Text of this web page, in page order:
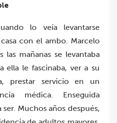
lo veía levantarse
con el ambo. Marcelo
las mañanas se levantaba
ella le fascinaba, ver a su
prestar servicio en un
médica. Enseguida
Muchos años después,